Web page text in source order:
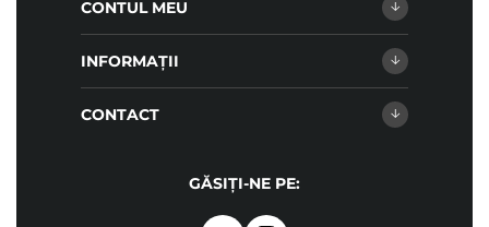
CONTUL MEU
INFORMAȚII
CONTACT
GĂSIȚI-NE PE: